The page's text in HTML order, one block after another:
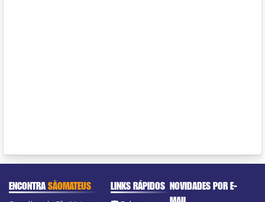
ENCONTRASÃOMATEUS LINKS RÁPIDOS NOVIDADES POR E-